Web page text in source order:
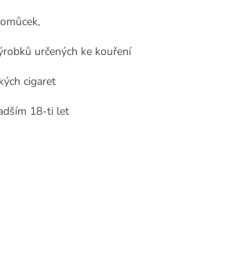
určených ke kouření
cigaret
18-ti let